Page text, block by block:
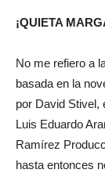
¡QUIETA
No me refiero a
basada en la
por David Stivel,
Luis Eduardo
Ramírez
hasta entonces